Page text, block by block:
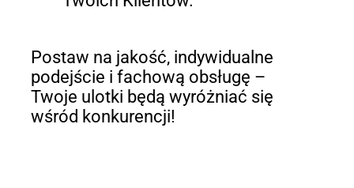
Postaw na jakość, indywidualne
podejście i fachową obsługę –
Twoje ulotki będą wyróżniać się
wśród konkurencji!